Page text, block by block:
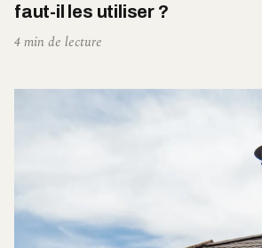
faut-il les utiliser ?
4 min de lecture